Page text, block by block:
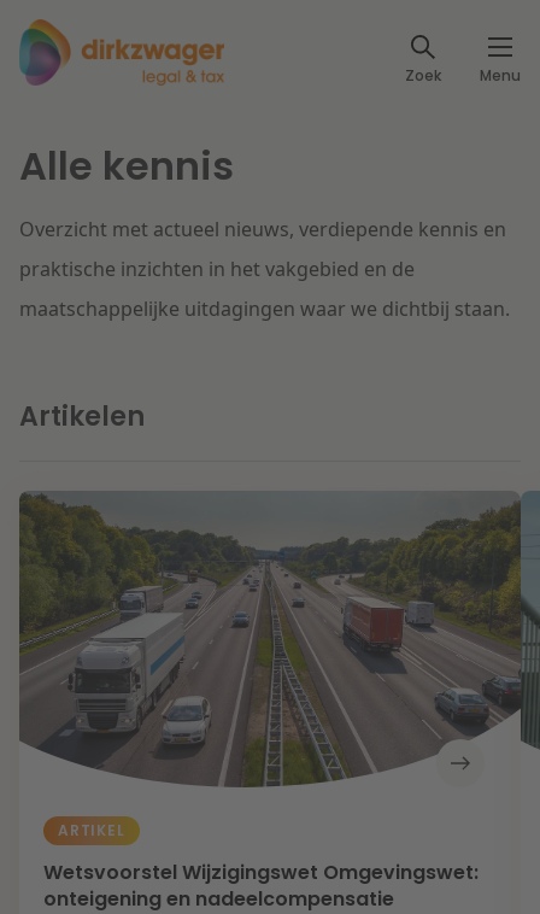
Zoek Menu
Expertises
Banking & Finance
Fiscaal
IT & Privacy
IE & Innovatie
Herstructurering & Insolventie
Energie
Zorg & Sociaal domein
Overheid & Omgeving
Dichtbij de energietransitie
Lees meer
Dichtbij de kansen en uitdagingen in de
woningbouw
Artikelen
Klantcases
Events
Over ons
Internationale partners
Nieuws
Contact
Nederlands
English
Alle kennis
Overzicht met actueel nieuws, verdiepende kennis en
praktische inzichten in het vakgebied en de
maatschappelijke uitdagingen waar we dichtbij staan.
Artikelen
ARTIKEL
Wetsvoorstel Wijzigingswet Omgevingswet:
onteigening en nadeelcompensatie